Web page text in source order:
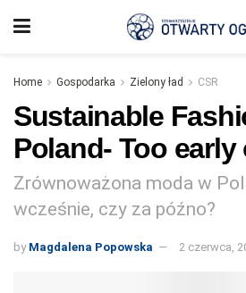
Home Gospodarka Zielony ład CSR
Sustainable
Poland- Too
Zrównoważona moda w
wcześnie, czy za późno?
by Magdalena Popowska 2 czerwca,